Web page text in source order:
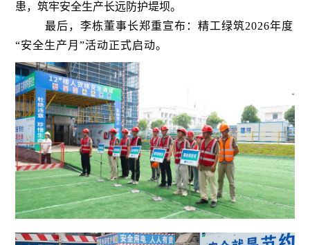
患，筑牢安全生产长远防护堤坝。
最后，李栋董事长郑重宣布：精工绿筑2026年度
“安全生产月”活动正式启动。